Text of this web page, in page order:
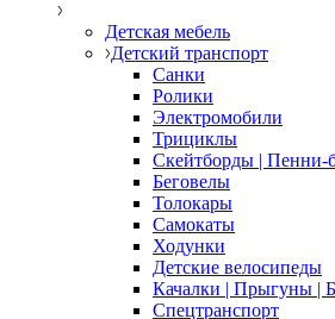
Детская мебель
Детский транспорт
Санки
Ролики
Электромобили
Трициклы
Скейтборды | Пенни-
Беговелы
Толокары
Самокаты
Ходунки
Детские велосипеды
Качалки | Прыгуны |
Спецтранспорт